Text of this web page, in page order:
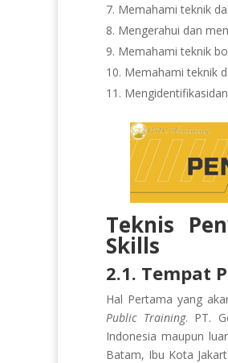
Memahami teknik
Mengerahui dan
Memahami teknik
Memahami teknik
Teknis
Skills
2.1. Tempat
Hal Pertama yang
Public Training. PT.
Indonesia maupun
Batam, Ibu Kota